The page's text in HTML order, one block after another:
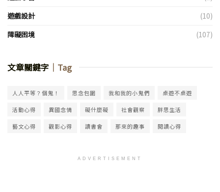
遊戲設計
(10)
障礙困境
(107)
文章關鍵字 ｜Tag
人人平等？個鬼！ 思念包圍 我和我的小鬼們 桌遊不桌遊
活動心得 異國念情 礙什麼礙 社會觀察 胖思生活
藝文心得 觀影心得 讀書會 那來的趣事 閱讀心得
ADVERTISEMENT